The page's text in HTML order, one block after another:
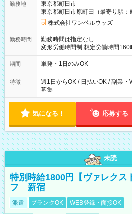
勤務地
東京都町田市
東京都町田市原町田（最寄り駅：
株式会社ワンベルウッズ
勤務時間
勤務時間は指定なし
変形労働時間制 想定労働時間160時間/月 【シフト例
～21：00
期間 単発・1日のみOK
特徴
週1日からOK / 日払いOK / 副業
募集
気になる！ 応募する
未読
特別時給1800円【ヴァレクス
フ 新宿
派遣 ブランクOK WEB登録・面接OK